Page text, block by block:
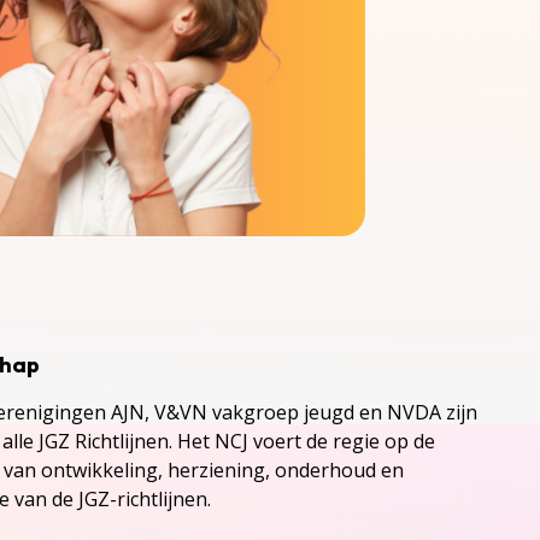
AJN, V&VN vakgroep jeugd en NVDA zijn
JGZ Richtlijnen. Het NCJ voert de regie op de
van ontwikkeling, herziening, onderhoud en
van de JGZ-richtlijnen.